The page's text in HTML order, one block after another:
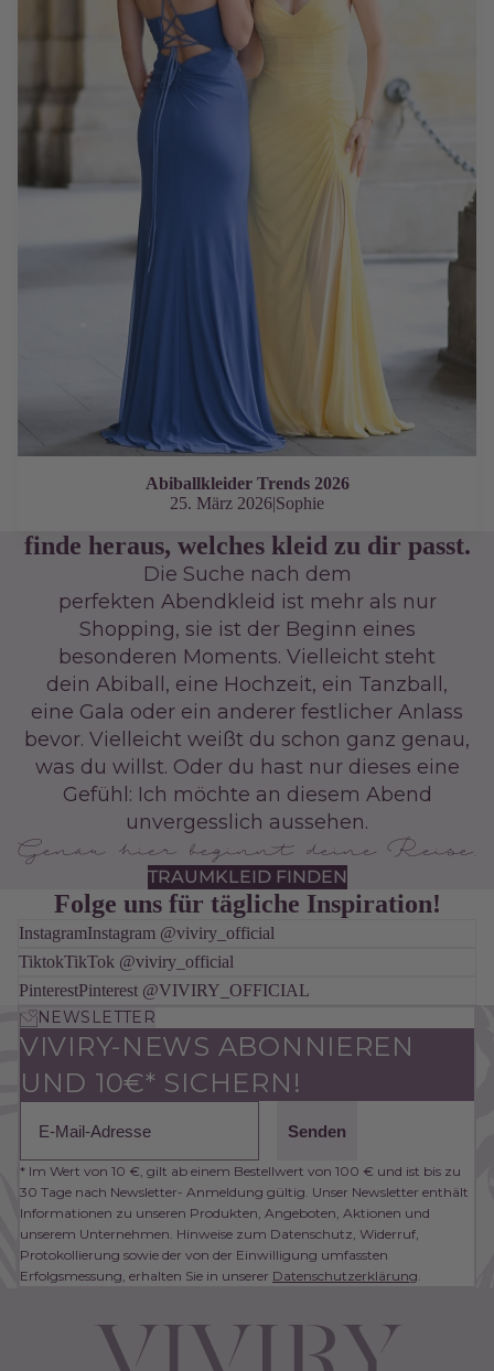
Abiballkleider Trends 2026
25. März 2026|Sophie
finde heraus, welches kleid zu dir passt.
Die Suche nach dem
perfekten Abendkleid ist mehr als nur
Shopping, sie ist der Beginn eines
besonderen Moments. Vielleicht steht
dein Abiball, eine Hochzeit, ein Tanzball,
eine Gala oder ein anderer festlicher Anlass
bevor. Vielleicht weißt du schon ganz genau,
was du willst. Oder du hast nur dieses eine
Gefühl: Ich möchte an diesem Abend
unvergesslich aussehen.
TRAUMKLEID FINDEN
Folge uns für tägliche Inspiration!
InstagramInstagram @viviry_official
TiktokTikTok @viviry_official
PinterestPinterest @VIVIRY_OFFICIAL
NEWSLETTER
VIVIRY-NEWS ABONNIEREN
UND 10€* SICHERN!
Senden
* Im Wert von 10 €, gilt ab einem Bestellwert von 100 € und ist bis zu
30 Tage nach Newsletter- Anmeldung gültig. Unser Newsletter enthält
Informationen zu unseren Produkten, Angeboten, Aktionen und
unserem Unternehmen. Hinweise zum Datenschutz, Widerruf,
Protokollierung sowie der von der Einwilligung umfassten
Erfolgsmessung, erhalten Sie in unserer Datenschutzerklärung.